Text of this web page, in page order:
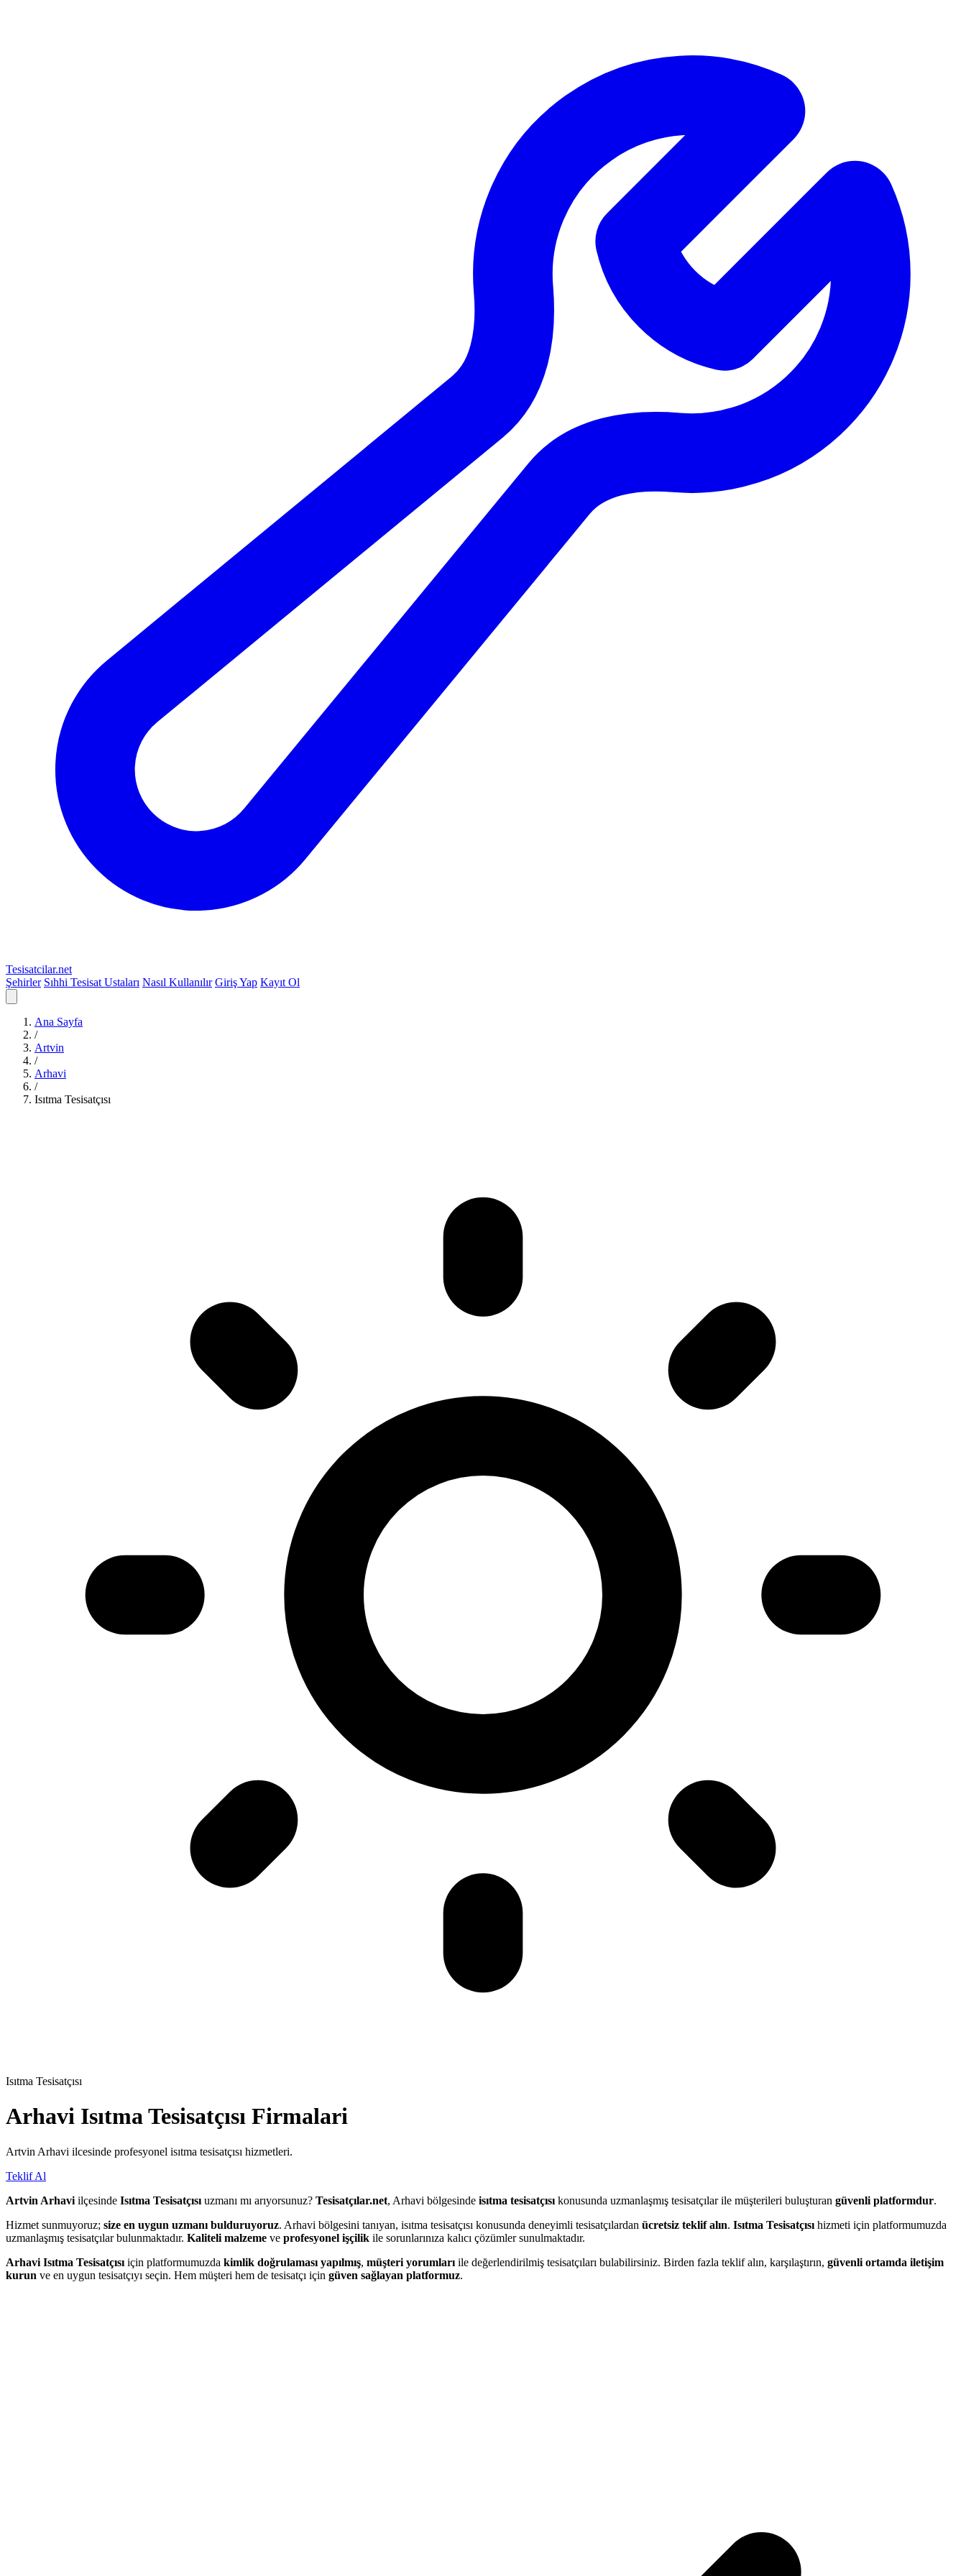
Tesisatcilar.net
Şehirler Sıhhi Tesisat Ustaları Nasıl Kullanılır Giriş Yap Kayıt Ol
Ana Sayfa
/
Artvin
/
Arhavi
/
Isıtma Tesisatçısı
Isıtma Tesisatçısı
Arhavi Isıtma Tesisatçısı Firmalari
Artvin Arhavi ilcesinde profesyonel isıtma tesisatçısı hizmetleri.
Teklif Al
Artvin Arhavi ilçesinde Isıtma Tesisatçısı uzmanı mı arıyorsunuz? Tesisatçılar.net, Arhavi bölgesinde isıtma tesisatçısı konusunda uzmanlaşmış tesisatçılar ile müşterileri buluşturan güvenli platformdur.
Hizmet sunmuyoruz; size en uygun uzmanı bulduruyoruz. Arhavi bölgesini tanıyan, isıtma tesisatçısı konusunda deneyimli tesisatçılardan ücretsiz teklif alın. Isıtma Tesisatçısı hizmeti için platformumuzda
uzmanlaşmış tesisatçılar bulunmaktadır. Kaliteli malzeme ve profesyonel işçilik ile sorunlarınıza kalıcı çözümler sunulmaktadır.
Arhavi Isıtma Tesisatçısı için platformumuzda kimlik doğrulaması yapılmış, müşteri yorumları ile değerlendirilmiş tesisatçıları bulabilirsiniz. Birden fazla teklif alın, karşılaştırın, güvenli ortamda iletişim
kurun ve en uygun tesisatçıyı seçin. Hem müşteri hem de tesisatçı için güven sağlayan platformuz.